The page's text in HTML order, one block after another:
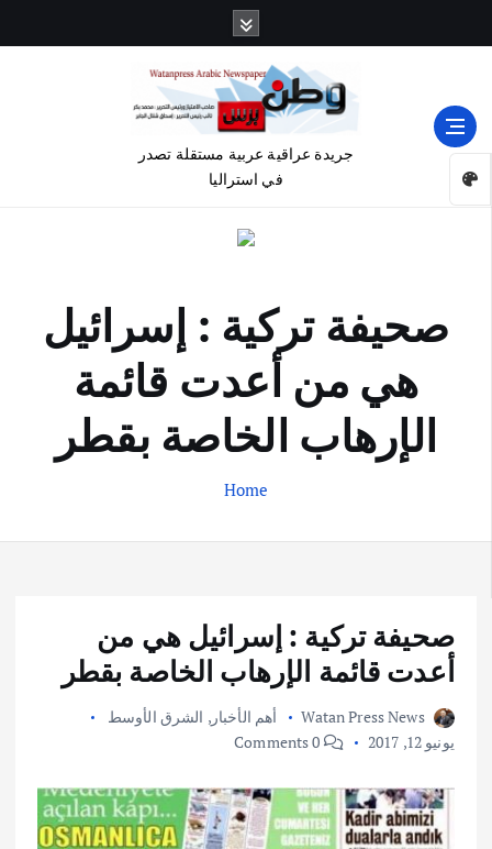
جريدة عراقية عربية مستقلة تصدر
في استراليا
صحيفة تركية : إسرائيل
هي من أعدت قائمة
الإرهاب الخاصة بقطر
Home
صحيفة تركية : إسرائيل هي من
أعدت قائمة الإرهاب الخاصة بقطر
Watan Press News أهم الأخبار, الشرق الأوسط
يونيو 12, 2017